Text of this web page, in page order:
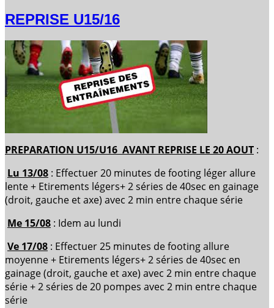
REPRISE U15/16
PREPARATION U15/U16 AVANT REPRISE LE 20 AOUT :
Lu 13/08 : Effectuer 20 minutes de footing léger allure
lente + Etirements légers+ 2 séries de 40sec en gainage
(droit, gauche et axe) avec 2 min entre chaque série
Me 15/08 : Idem au lundi
Ve 17/08 : Effectuer 25 minutes de footing allure
moyenne + Etirements légers+ 2 séries de 40sec en
gainage (droit, gauche et axe) avec 2 min entre chaque
série + 2 séries de 20 pompes avec 2 min entre chaque
série